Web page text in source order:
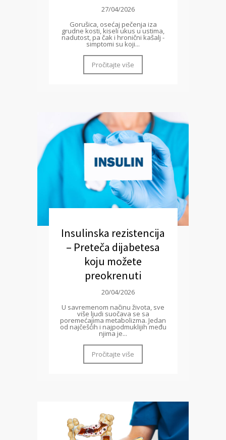
27/04/2026
Gorušica, osećaj pečenja iza
grudne kosti, kiseli ukus u ustima,
nadutost, pa čak i hronični kašalj -
simptomi su koji...
Pročitajte više
Insulinska rezistencija
– Preteča dijabetesa
koju možete
preokrenuti
20/04/2026
U savremenom načinu života, sve
više ljudi suočava se sa
poremećajima metabolizma. Jedan
od najčešćih i najpodmuklijih među
njima je...
Pročitajte više